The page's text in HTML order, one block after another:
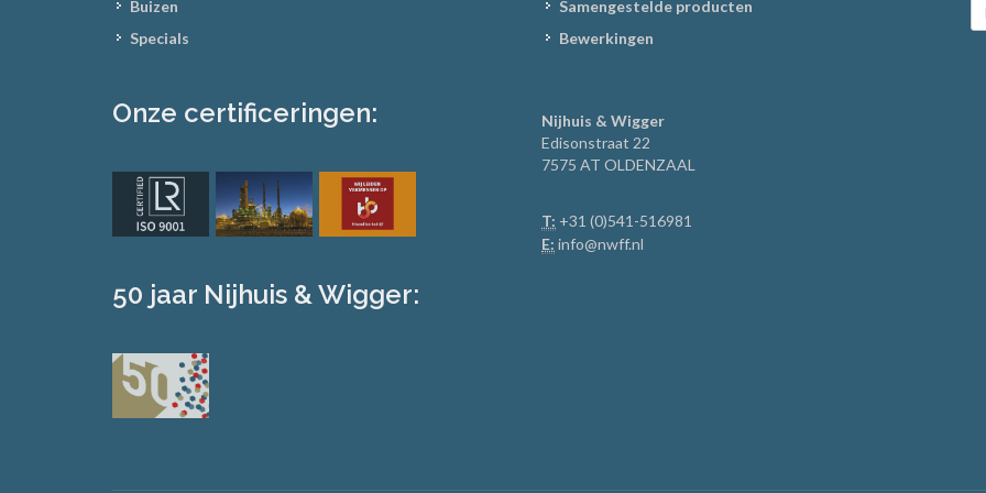
Buizen
Specials
Onze certificeringen:
50 jaar Nijhuis & Wigger:
Samengestelde producten
Bewerkingen
Nijhuis & Wigger
Edisonstraat 22
7575 AT OLDENZAAL
T: +31 (0)541-516981
E: info@nwff.nl